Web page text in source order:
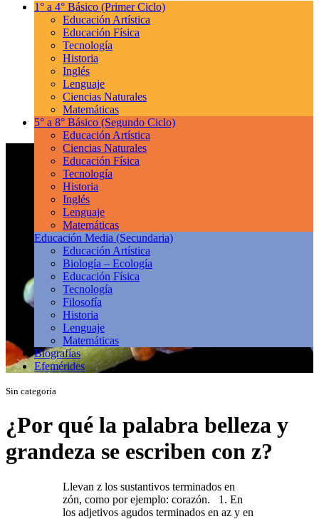
1° a 4° Básico (Primer Ciclo)
Educación Artística
Educación Física
Tecnología
Historia
Inglés
Lenguaje
Ciencias Naturales
Matemáticas
5° a 8° Básico (Segundo Ciclo)
Educación Artística
Ciencias Naturales
Educación Física
Tecnología
Historia
Inglés
Lenguaje
Matemáticas
Educación Media (Secundaria)
Educación Artística
Biología – Ecología
Educación Física
Tecnología
Filosofía
Historia
Lenguaje
Matemáticas
Biografías
Efemérides
Sin categoría
¿Por qué la palabra belleza y
grandeza se escriben con z?
Llevan z los sustantivos terminados en
zón, como por ejemplo: corazón. 1. En
los adjetivos agudos terminados en az y en